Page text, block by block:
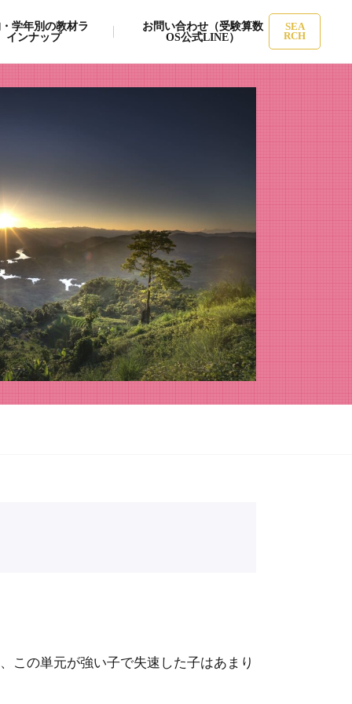
・学年別の教材ラ
インナップ
お問い合わせ（受験算数
OS公式LINE）
SEA
RCH
この単元が強い子で失速した子はあまり